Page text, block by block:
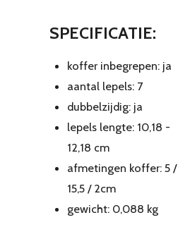
SPECIFICATIE:
koffer inbegrepen: ja
aantal lepels: 7
dubbelzijdig: ja
lepels lengte: 10,18 -
12,18 cm
afmetingen koffer: 5 /
15,5 / 2cm
gewicht: 0,088 kg